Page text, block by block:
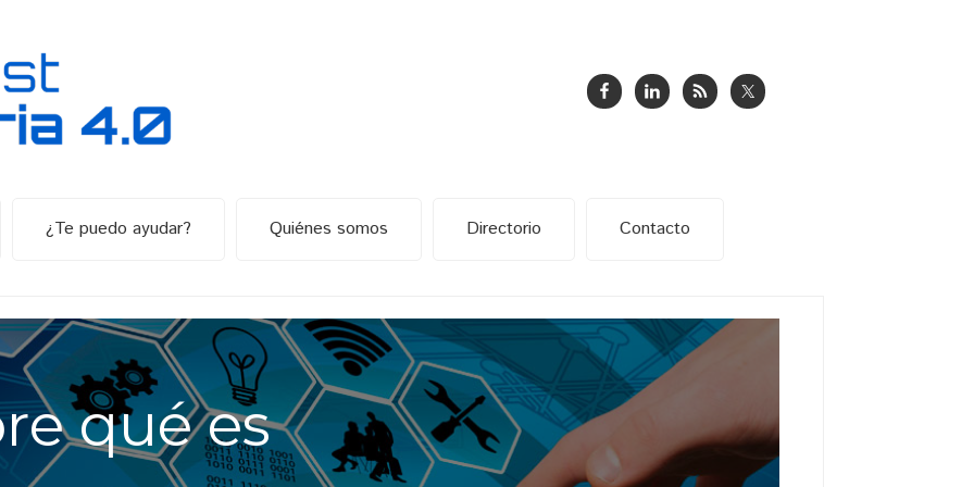
¿Te puedo ayudar? Quiénes somos Directorio Contacto
qué es